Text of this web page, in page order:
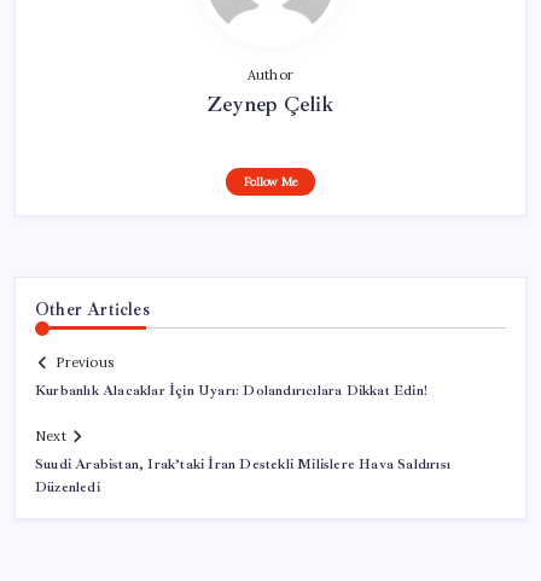
Author
Zeynep Çelik
Follow Me
Other Articles
Previous
Kurbanlık Alacaklar İçin Uyarı: Dolandırıcılara Dikkat Edin!
Next
Suudi Arabistan, Irak’taki İran Destekli Milislere Hava Saldırısı
Düzenledi